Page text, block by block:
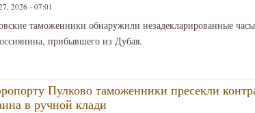
2026 - 07:01
таможенники обнаружили незадекларированные
прибывшего из Дубая.
Пулково таможенники пресекли
в ручной клади